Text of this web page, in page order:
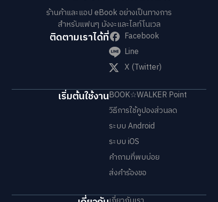
ร้านค้าและแอป eBook อย่างเป็นทางการ
สำหรับแฟนๆ มังงะและไลท์โนเวล
ติดตามเราได้ที่
Facebook
Line
X (Twitter)
เริ่มต้นใช้งานBOOK☆WALKER Point
วิธีการใช้คูปองส่วนลด
ระบบ Android
ระบบ iOS
คำถามที่พบบ่อย
ส่งคำร้องขอ